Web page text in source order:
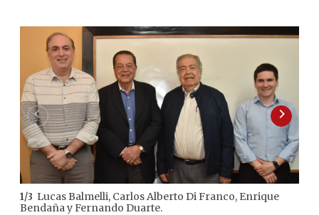
1/3 Lucas Balmelli, Carlos Alberto Di Franco, Enrique
Bendaña y Fernando Duarte.